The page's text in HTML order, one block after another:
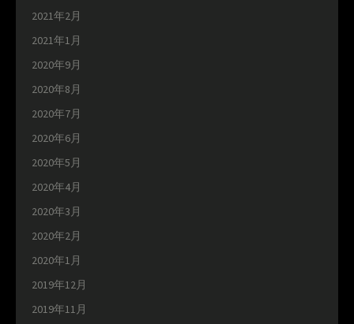
2021年2月
2021年1月
2020年9月
2020年8月
2020年7月
2020年6月
2020年5月
2020年4月
2020年3月
2020年2月
2020年1月
2019年12月
2019年11月